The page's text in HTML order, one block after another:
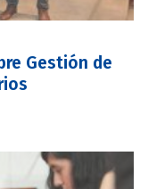
Gestión de